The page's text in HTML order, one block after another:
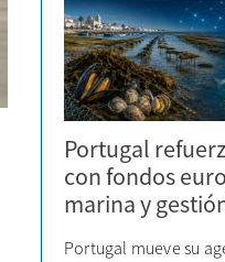
Portugal
con fondos
marina y
Portugal mueve su